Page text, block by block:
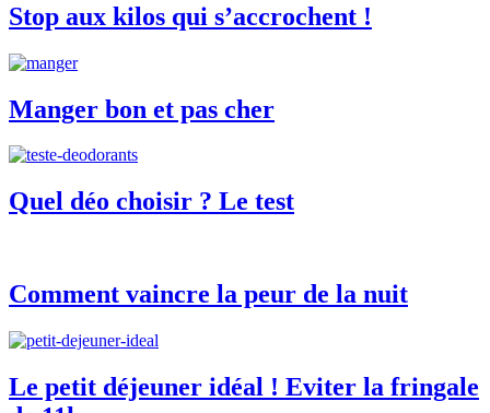
Stop aux kilos qui s’accrochent !
Manger bon et pas cher
Quel déo choisir ? Le test
Comment vaincre la peur de la nuit
Le petit déjeuner idéal ! Eviter la fringale